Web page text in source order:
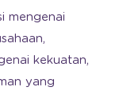
mengenai
kekuatan,
yang